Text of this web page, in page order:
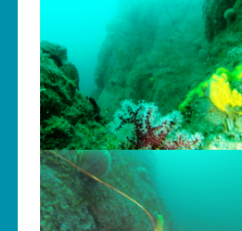
Dernières nouvelles
Archives
Calendrier
Sorties
Voyages et séjours
Planning piscine
Les formations